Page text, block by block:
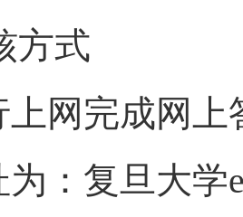
方式
上网完成网
：复旦大学